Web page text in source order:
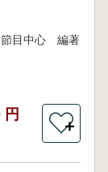
節目中心 編著
円
＋